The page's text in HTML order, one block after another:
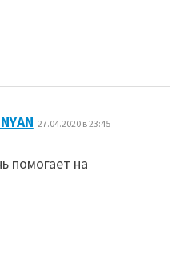
27.04.2020 в 23:45
помогает на